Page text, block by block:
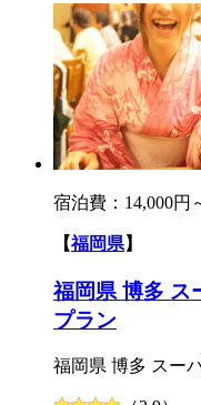
宿泊費： 14,000円
【福岡県】
福岡県 博多 ス
プラン
福岡県 博多 スー